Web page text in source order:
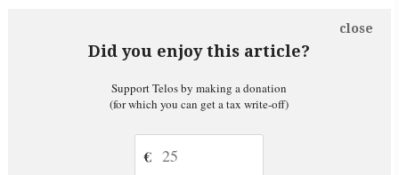
Did you enjoy this article?
close
Support Telos by making a donation
(for which you can get a tax write-off)
€